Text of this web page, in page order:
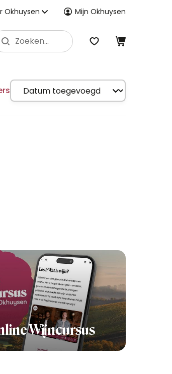
Okhuysen Mijn Okhuysen
Wijncursus